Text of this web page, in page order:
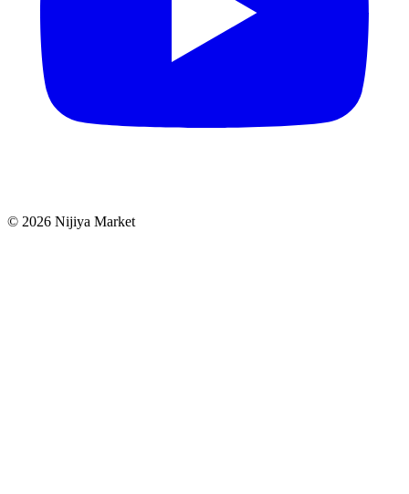
© 2026 Nijiya Market